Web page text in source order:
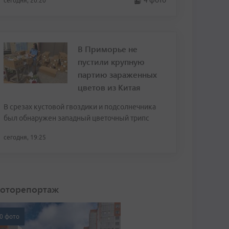
В Приморье не
пустили крупную
партию зараженных
цветов из Китая
В срезах кустовой гвоздики и подсолнечника
был обнаружен западный цветочный трипс
сегодня, 19:25
фото